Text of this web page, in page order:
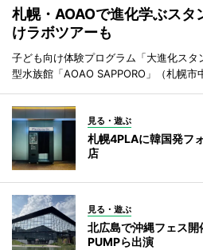
札幌・AOAOで進化学ぶス
けラボツアーも
子ども向け体験プログラム「大進化ス
型水族館「AOAO SAPPORO」（札幌市
見る・遊ぶ
札幌4PLAに韓国発フ
店
見る・遊ぶ
北広島で沖縄フェス
PUMPら出演